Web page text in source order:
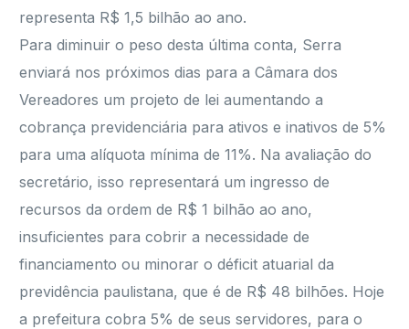
representa R$ 1,5 bilhão ao ano.
Para diminuir o peso desta última conta, Serra
enviará nos próximos dias para a Câmara dos
Vereadores um projeto de lei aumentando a
cobrança previdenciária para ativos e inativos de 5%
para uma alíquota mínima de 11%. Na avaliação do
secretário, isso representará um ingresso de
recursos da ordem de R$ 1 bilhão ao ano,
insuficientes para cobrir a necessidade de
financiamento ou minorar o déficit atuarial da
previdência paulistana, que é de R$ 48 bilhões. Hoje
a prefeitura cobra 5% de seus servidores, para o